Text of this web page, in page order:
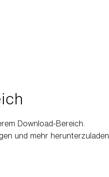
Download-Bereich.
und mehr herunterzuladen.